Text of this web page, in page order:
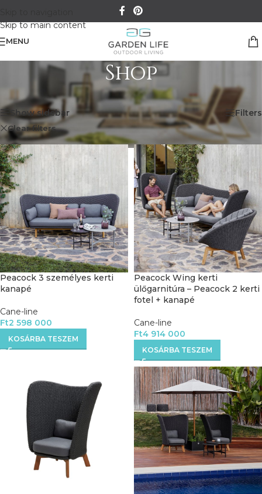
Skip to main content
MENU
Shop
Kezdőlap 1–48 termék, összesen 68 db
Show sidebar Filters
Clear filters Cane-line
Peacock 3 személyes kerti
kanapé
Cane-line
Ft2 598 000
KOSÁRBA TESZEM
Peacock Wing kerti
ülőgarnitúra – Peacock 2 kerti
fotel + kanapé
Cane-line
Ft4 914 000
KOSÁRBA TESZEM